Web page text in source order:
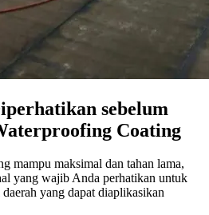
sebelum
Coating
mampu maksimal dan tahan lama,
yang wajib Anda perhatikan untuk
yang dapat diaplikasikan